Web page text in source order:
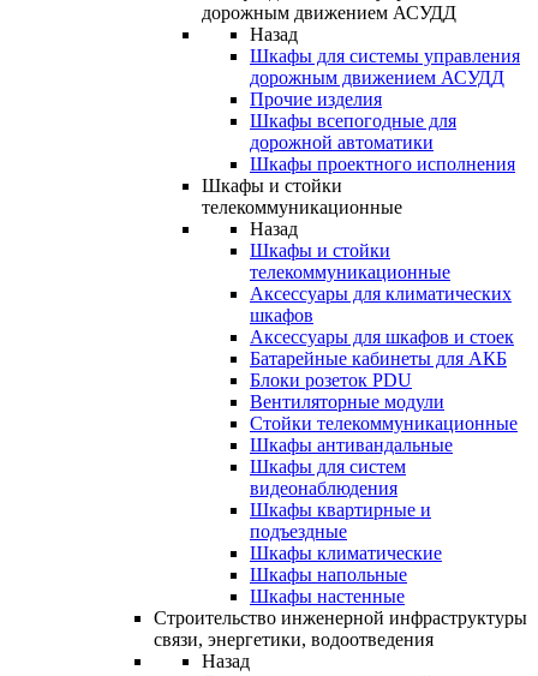
дорожным движением АСУДД
Назад
Шкафы для системы управления
дорожным движением АСУДД
Прочие изделия
Шкафы всепогодные для
дорожной автоматики
Шкафы проектного исполнения
Шкафы и стойки
телекоммуникационные
Назад
Шкафы и стойки
телекоммуникационные
Аксессуары для климатических
шкафов
Аксессуары для шкафов и стоек
Батарейные кабинеты для АКБ
Блоки розеток PDU
Вентиляторные модули
Стойки телекоммуникационные
Шкафы антивандальные
Шкафы для систем
видеонаблюдения
Шкафы квартирные и
подъездные
Шкафы климатические
Шкафы напольные
Шкафы настенные
Строительство инженерной инфраструктуры
связи, энергетики, водоотведения
Назад